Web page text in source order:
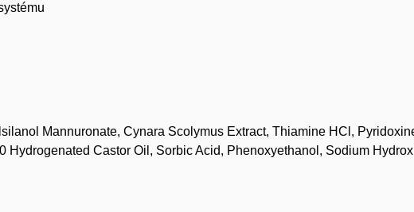
Mannuronate, Cynara Scolymus Extract, Thiamine HCl,
Castor Oil, Sorbic Acid, Phenoxyethanol, Sodium